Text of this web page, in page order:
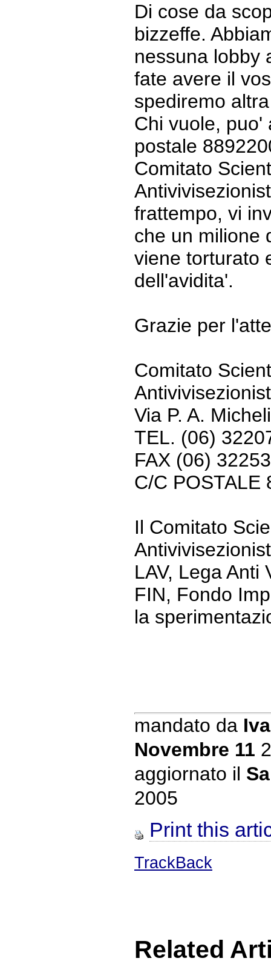
Di cose da
bizzeffe.
nessuna lobby
fate avere il
spediremo
Chi vuole, puo'
postale
Comitato
frattempo, vi
che un milione
viene torturato
dell'avidita'.
Grazie per
Comitato
Via P. A.
TEL. (06)
FAX (06)
C/C POSTALE
Il Comitato
LAV, Lega Anti
FIN, Fondo
la
mandato da
Novembre 11
aggiornato il
2005
Print this
TrackBack
Related